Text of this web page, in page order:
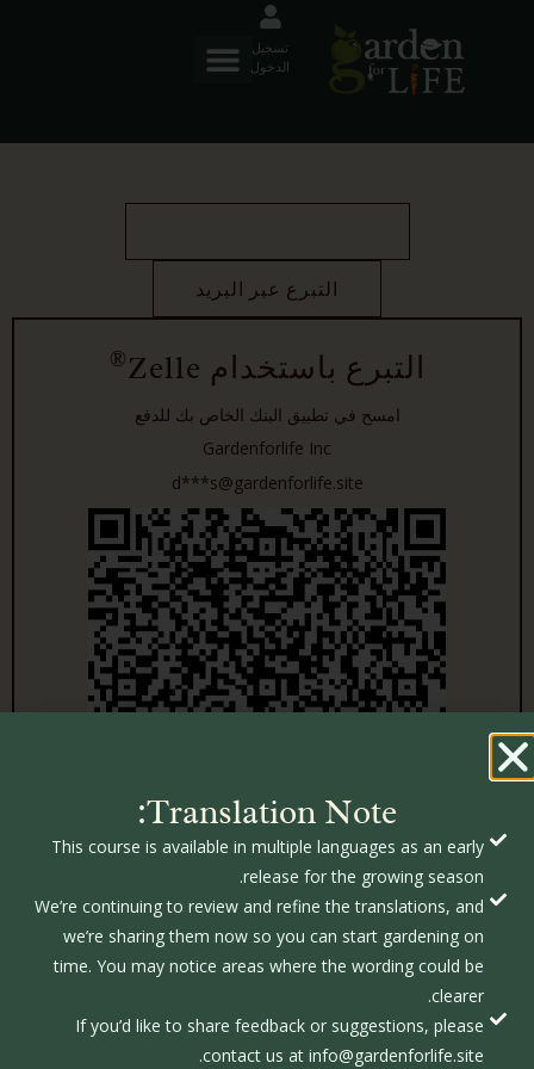
تسجيل
الدخول
التبرع عبر البريد
التبرع باستخدام Zelle ®
امسح في تطبيق البنك الخاص بك للدفع
Gardenforlife Inc
d***s@gardenforlife.site
Translation Note:
This course is available in multiple languages as an early
release for the growing season.
We’re continuing to review and refine the translations, and
we’re sharing them now so you can start gardening on
time. You may notice areas where the wording could be
clearer.
If you’d like to share feedback or suggestions, please
contact us at info@gardenforlife.site.